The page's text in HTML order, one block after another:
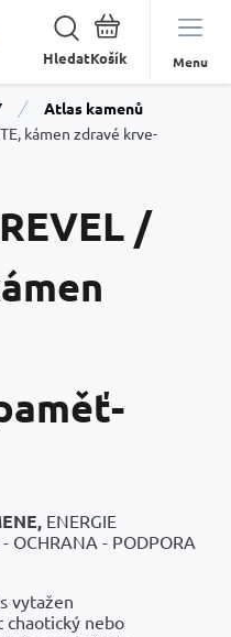
Hledat Menu
Atlas kamenů
kámen zdravé krve-
/
ENERGIE
OCHRANA - PODPORA
vytažen
chaotický nebo